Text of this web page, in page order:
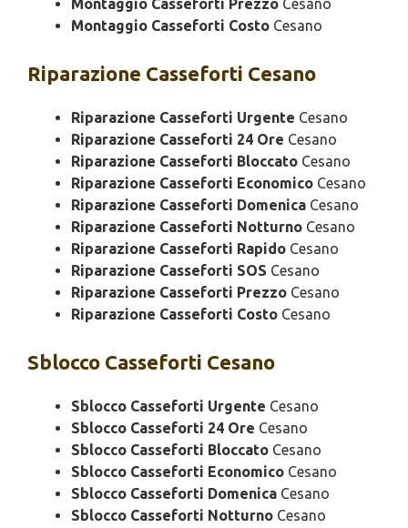
Montaggio Casseforti Prezzo Cesano
Montaggio Casseforti Costo Cesano
Riparazione Casseforti Cesano
Riparazione Casseforti Urgente Cesano
Riparazione Casseforti 24 Ore Cesano
Riparazione Casseforti Bloccato Cesano
Riparazione Casseforti Economico Cesano
Riparazione Casseforti Domenica Cesano
Riparazione Casseforti Notturno Cesano
Riparazione Casseforti Rapido Cesano
Riparazione Casseforti SOS Cesano
Riparazione Casseforti Prezzo Cesano
Riparazione Casseforti Costo Cesano
Sblocco Casseforti Cesano
Sblocco Casseforti Urgente Cesano
Sblocco Casseforti 24 Ore Cesano
Sblocco Casseforti Bloccato Cesano
Sblocco Casseforti Economico Cesano
Sblocco Casseforti Domenica Cesano
Sblocco Casseforti Notturno Cesano